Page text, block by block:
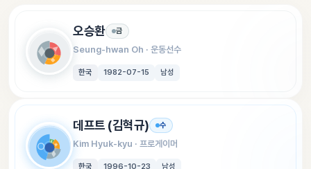
오승환 금
Seung-hwan Oh · 운동선수
한국 1982-07-15 남성
데프트 (김혁규) 수
Kim Hyuk-kyu · 프로게이머
한국 1996-10-23 남성